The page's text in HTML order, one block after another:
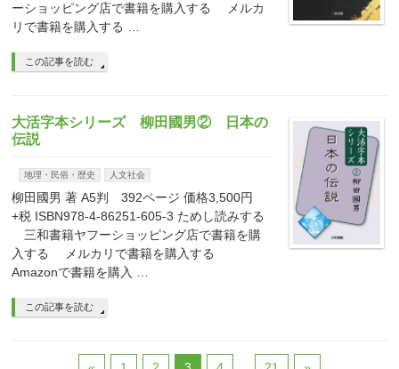
ーショッピング店で書籍を購入する メルカ
リで書籍を購入する …
この記事を読む
大活字本シリーズ 柳田國男② 日本の
伝説
地理・民俗・歴史 人文社会
柳田國男 著 A5判 392ページ 価格3,500円
+税 ISBN978-4-86251-605-3 ためし読みする
三和書籍ヤフーショッピング店で書籍を購
入する メルカリで書籍を購入する
Amazonで書籍を購入 …
この記事を読む